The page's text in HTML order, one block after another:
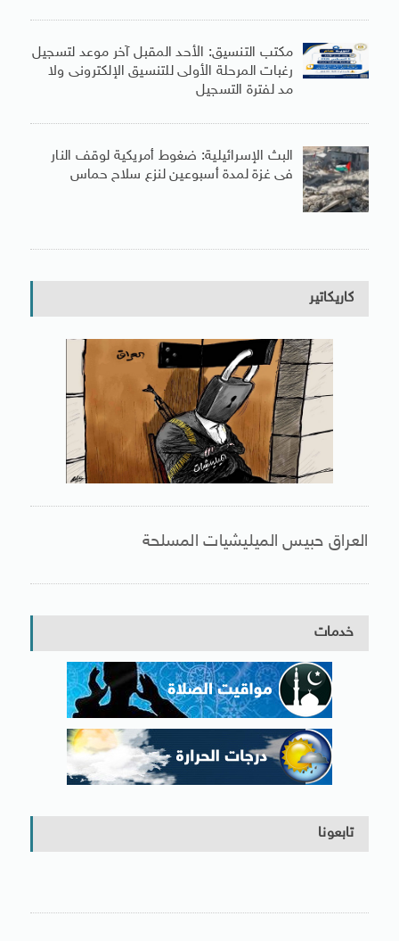
مكتب التنسيق: الأحد المقبل آخر موعد لتسجيل
رغبات المرحلة الأولى للتنسيق الإلكترونى ولا
مد لفترة التسجيل
البث الإسرائيلية: ضغوط أمريكية لوقف النار
فى غزة لمدة أسبوعين لنزع سلاح حماس
كاريكاتير
العراق حبيس الميليشيات المسلحة
خدمات
تابعونا